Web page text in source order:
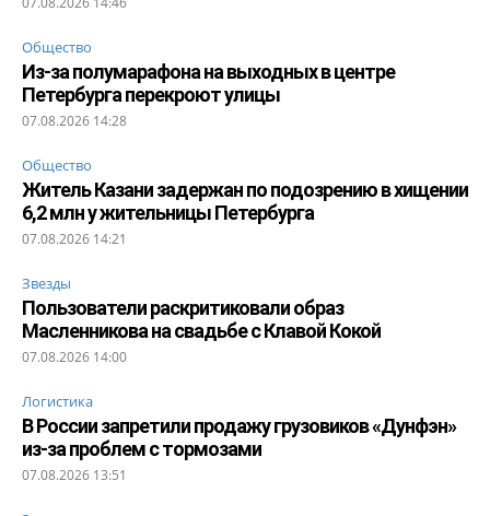
Общество
Из-за полумарафона на выходных в центре
Петербурга перекроют улицы
07.08.2026 14:28
Общество
Житель Казани задержан по подозрению в хищении
6,2 млн у жительницы Петербурга
07.08.2026 14:21
Звезды
Пользователи раскритиковали образ
Масленникова на свадьбе с Клавой Кокой
07.08.2026 14:00
Логистика
В России запретили продажу грузовиков «Дунфэн»
из-за проблем с тормозами
07.08.2026 13:51